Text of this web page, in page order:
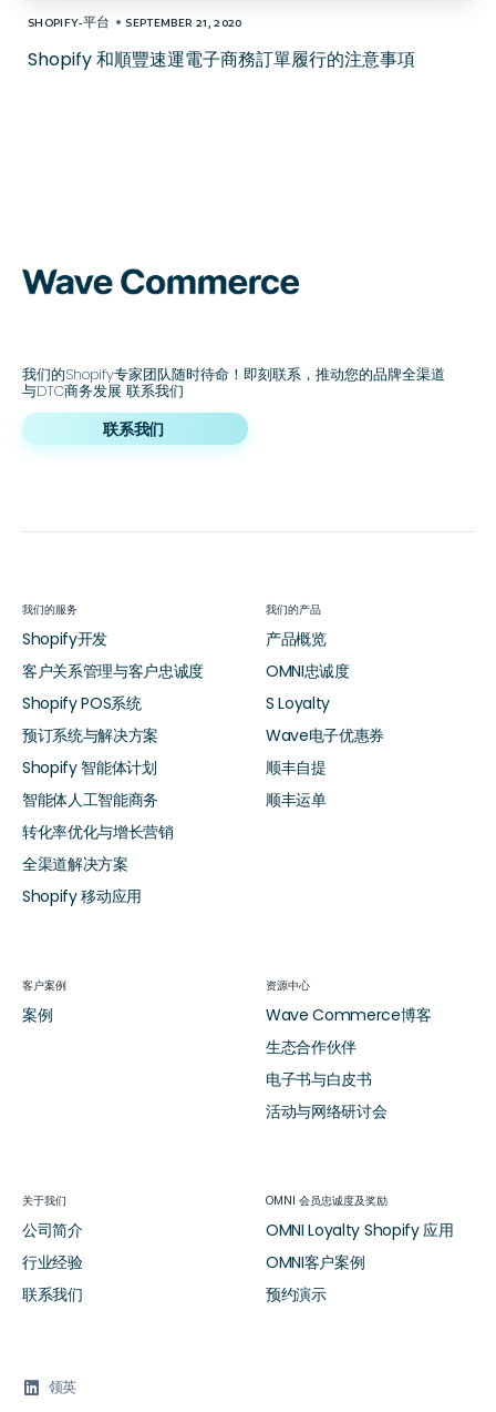
SHOPIFY-平台 • SEPTEMBER 21, 2020
Shopify 和順豐速運電子商務訂單履行的注意事項
我们的Shopify专家团队随时待命！即刻联系，推动您的品牌全渠道
与DTC商务发展 联系我们
联系我们
 领英
我们的服务
Shopify开发
客户关系管理与客户忠诚度
Shopify POS系统
预订系统与解决方案
Shopify 智能体计划
智能体人工智能商务
转化率优化与增长营销
全渠道解决方案
Shopify 移动应用
我们的产品
产品概览
OMNI忠诚度
S Loyalty
Wave电子优惠券
顺丰自提
顺丰运单
客户案例
案例
资源中心
Wave Commerce博客
生态合作伙伴
电子书与白皮书
活动与网络研讨会
关于我们
公司简介
行业经验
联系我们
OMNI 会员忠诚度及奖励
OMNI Loyalty Shopify 应用
OMNI客户案例
预约演示